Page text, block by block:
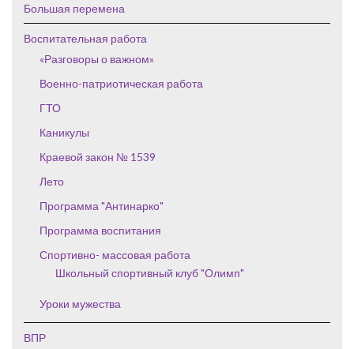
Большая перемена
Воспитательная работа
«Разговоры о важном»
Военно-патриотическая работа
ГТО
Каникулы
Краевой закон № 1539
Лето
Программа "Антинарко"
Программа воспитания
Спортивно- массовая работа
Школьный спортивный клуб "Олимп"
Уроки мужества
ВПР